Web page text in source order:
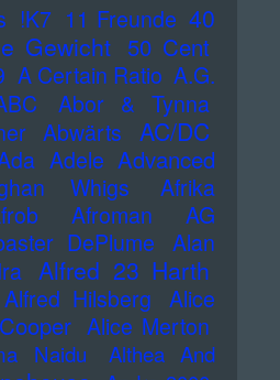
!K7 11 Freunde 40
Gewicht 50 Cent
A Certain Ratio A.G.
Abor & Tynna
Abwärts AC/DC
Adele Advanced
Whigs
Afrika
Afroman
AG
DePlume
Alan
Alfred 23 Harth
Alfred Hilsberg
Alice
Alice Merton
Naidu
Althea And